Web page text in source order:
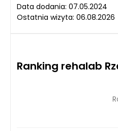
Data dodania: 07.05.2024
Ostatnia wizyta: 06.08.2026
Ranking rehalab